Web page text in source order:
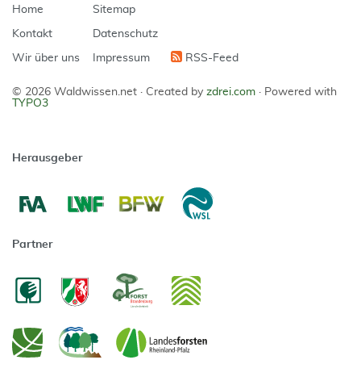
Home
Kontakt
Wir über uns
Sitemap
Datenschutz
Impressum RSS-Feed
© 2026 Waldwissen.net · Created by zdrei.com · Powered with
TYPO3
Herausgeber
Partner